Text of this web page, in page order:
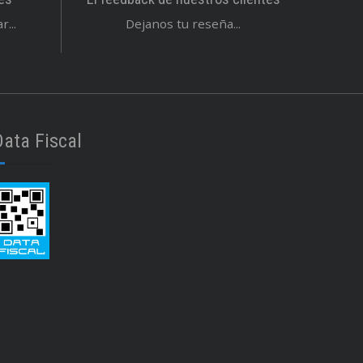
Dejanos tu reseña...
Fiscal